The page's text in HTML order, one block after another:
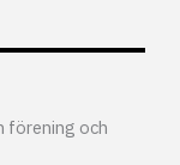
förening och